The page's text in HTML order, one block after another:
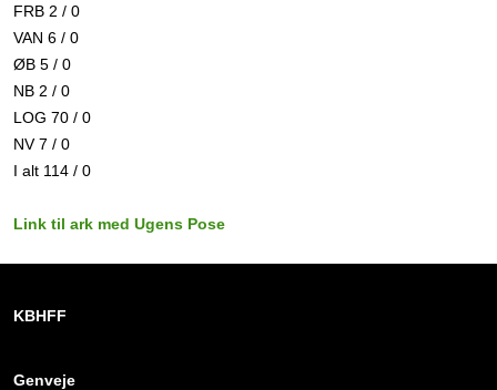
FRB 2 / 0
VAN 6 / 0
ØB 5 / 0
NB 2 / 0
LOG 70 / 0
NV 7 / 0
I alt 114 / 0
Link til ark med Ugens Pose
KBHFF
Genveje